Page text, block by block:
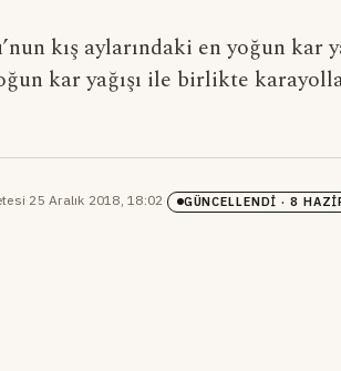
kış aylarındaki en yoğun kar
kar yağışı ile birlikte
·25 Aralık 2018, 18:02· GÜNCELLENDI · 8